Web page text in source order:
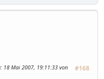
#168
: 18 Mai 2007, 19:11:33 von